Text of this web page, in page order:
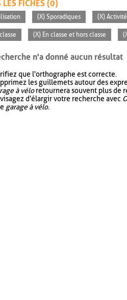
LES FICHES (0)
(X) Sporadiques (X)
(X) En classe et hors classe
n'a donné aucun résultat
que l'orthographe est correcte.
les guillemets autour des
à véloretournera souvent plus de
d'élargir votre recherche avec
garage à vélo.